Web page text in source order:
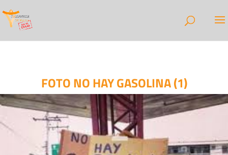
FOTO NO HAY GASOLINA (1)